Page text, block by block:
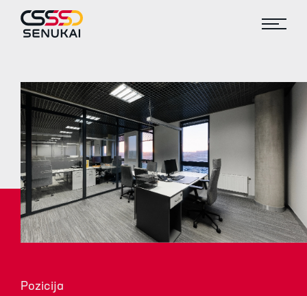
Pozicija